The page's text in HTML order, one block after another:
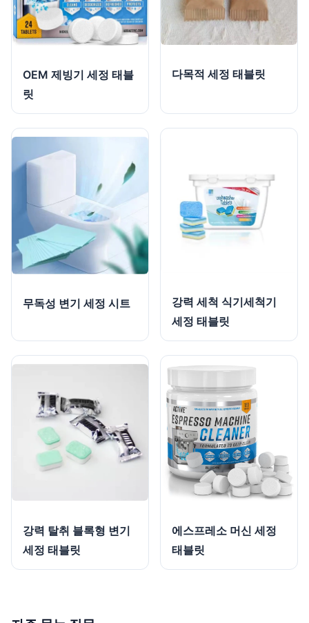
OEM 제빙기 세정 태블
릿
다목적 세정 태블릿
무독성 변기 세정 시트
강력 세척 식기세척기
세정 태블릿
강력 탈취 블록형 변기
세정 태블릿
에스프레소 머신 세정
태블릿